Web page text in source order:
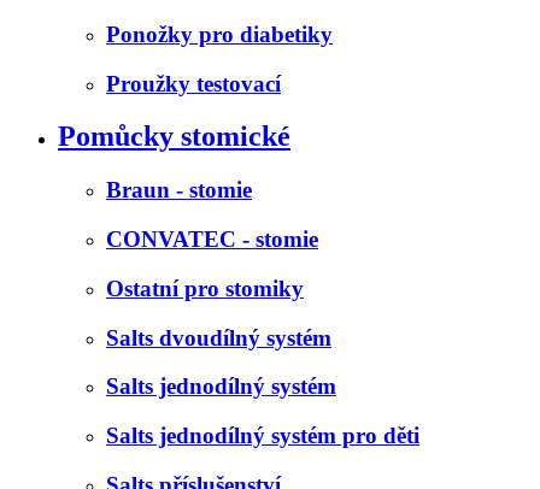
Ponožky pro diabetiky
Proužky testovací
Pomůcky stomické
Braun - stomie
CONVATEC - stomie
Ostatní pro stomiky
Salts dvoudílný systém
Salts jednodílný systém
Salts jednodílný systém pro děti